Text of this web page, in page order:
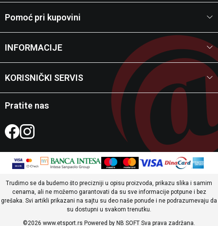
Pomoć pri kupovini
INFORMACIJE
KORISNIČKI SERVIS
Pratite nas
Trudimo se da budemo što precizniji u opisu proizvoda, prikazu slika i samim
cenama, ali ne možemo garantovati da su sve informacije potpune i bez
grešaka. Svi artikli prikazani na sajtu su deo naše ponude i ne podrazumevaju da
su dostupni u svakom trenutku.
©2026 www.etsport.rs Powered by NB SOFT Sva prava zadržana.